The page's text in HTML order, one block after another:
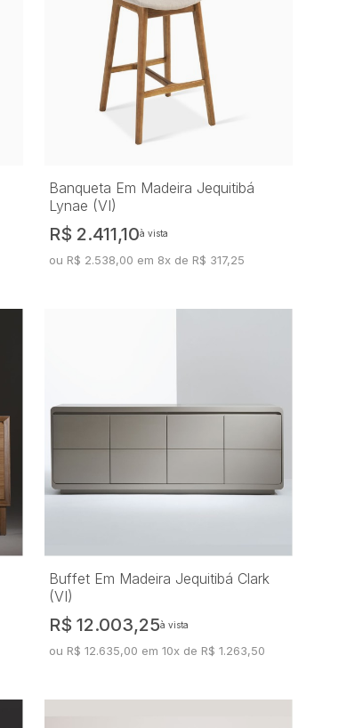
Banqueta Em Madeira Jequitibá
Lynae (VI)
R$ 2.411,10à vista
ou R$ 2.538,00 em 8x de R$ 317,25
Buffet Em Madeira Jequitibá Clark
(VI)
R$ 12.003,25à vista
ou R$ 12.635,00 em 10x de R$ 1.263,50